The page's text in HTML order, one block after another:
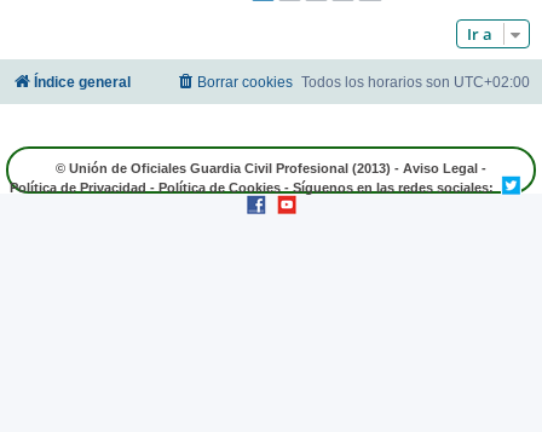
Ir a
Índice general Todos los horarios son UTC+02:00
Borrar cookies
© Unión de Oficiales Guardia Civil Profesional (2013) - Aviso Legal -
Política de Privacidad-Política de Cookies- Síguenos en las redes sociales: